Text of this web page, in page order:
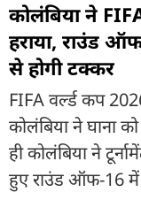
कोलंबिया ने
हराया, राउंड
से होगी टक्कर
FIFA वर्ल्ड कप
कोलंबिया ने घाना
ही कोलंबिया ने
हुए राउंड ऑफ-16